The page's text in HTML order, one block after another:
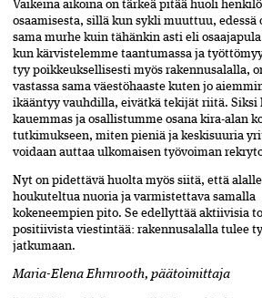
Vaikeina aikoina on tärkeä pitää huoli­
osaamisesta, sillä kun sykli­ muuttuu, edessä
sama murhe kuin tähänkin asti eli
kun kärvistelemme taantumassa ja
tyy poikkeuksellisesti myös rakennusalalla,
vastassa sama väestöhaaste kuten jo
ikääntyy vauhdilla, eivätkä tekijät riitä. Siksi
kauemmas ja osallistumme osana kira-alan
tutkimukseen, miten pieniä ja keskisuuria
voidaan auttaa ulkomaisen työvoiman
Nyt on pidettävä huolta myös siitä, että alalle
houkuteltua nuoria ja varmistettava samalla
kokeneempien pito. Se edellyttää aktiivisia
positiivista viestintää: rakennusalalla tulee
jatkumaan.
Maria-Elena Ehrnrooth, päätoimittaja